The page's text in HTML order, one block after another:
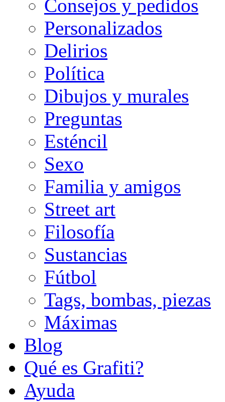
Consejos y pedidos
Personalizados
Delirios
Política
Dibujos y murales
Preguntas
Esténcil
Sexo
Familia y amigos
Street art
Filosofía
Sustancias
Fútbol
Tags, bombas, piezas
Máximas
Blog
Qué es Grafiti?
Ayuda